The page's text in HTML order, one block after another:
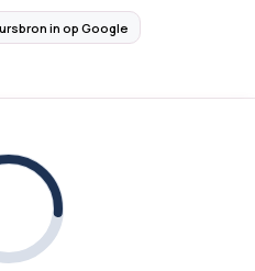
in op Google